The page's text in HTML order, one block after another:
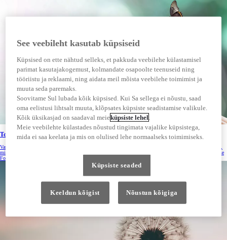
Toyota Baltic AS-i keskkonnapõhimõtted
Vastutustundliku ettevõttena jälgib Toyota Baltic läbipaistva ja eetilise tegutsemise põhimõtteid ning hoolib,
missugust keskkondlikku ja sotsiaalset mõju avaldab. Seetõttu on Toyota Baltic Vastutustundliku Ettevõtluse
Foorumi kuldtaseme märgise omanik ning kontorihoone töötab täielikult roheenergia peal.
See veebileht kasutab küpsiseid
Küpsised on ette nähtud selleks, et pakkuda veebilehe külastamisel
parimat kasutajakogemust, kolmandate osapoolte teenuseid ning
tööriistu ja reklaami, ning aidata meil mõista veebilehe toimimist ja
muuta seda paremaks.
Soovitame Sul lubada kõik küpsised. Kui Sa sellega ei nõustu, saad
oma eelistusi lihtsalt muuta, klõpsates küpsiste seadistamise valikule.
Kõik üksikasjad on saadaval meieküpsiste lehel
Meie veebilehte külastades nõustud tingimata vajalike küpsistega,
mida ei saa keelata ja mis on olulised lehe normaalseks toimimiseks.
Küpsiste seaded
Keeldun kõigist Nõustun kõigiga